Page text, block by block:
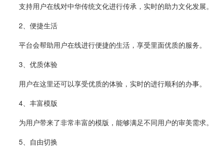
支持用户在线对中华传统文化进行传承，实时的助力文化发展。
2、便捷生活
平台会帮助用户在线进行便捷的生活，享受里面优质的服务。
3、优质体验
用户在这里还可以享受优质的体验，实时的进行顺利的办事。
4、丰富模版
为用户带来了非常丰富的模版，能够满足不同用户的审美需求。
5、自由切换